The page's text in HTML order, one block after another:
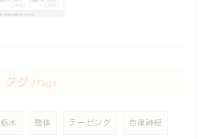
タグ Tags
栃木 整体 テーピング 自律神経